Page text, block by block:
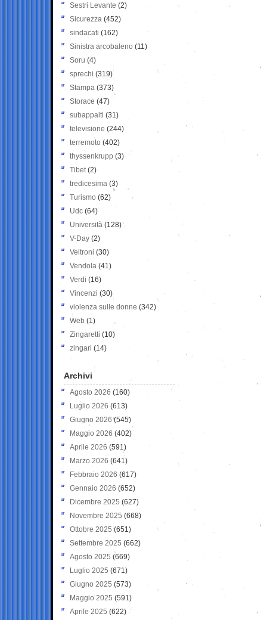
Sestri Levante (2)
Sicurezza (452)
sindacati (162)
Sinistra arcobaleno (11)
Soru (4)
sprechi (319)
Stampa (373)
Storace (47)
subappalti (31)
televisione(244)
terremoto (402)
thyssenkrupp (3)
Tibet(2)
tredicesima (3)
Turismo (62)
Udc (64)
Università (128)
V-Day (2)
Veltroni (30)
Vendola (41)
Verdi (16)
Vincenzi (30)
violenza sulle donne (342)
Web (1)
Zingaretti (10)
zingari (14)
Archivi
Agosto 2026 (160)
Luglio 2026 (613)
Giugno 2026 (545)
Maggio 2026 (402)
Aprile 2026 (591)
Marzo 2026 (641)
Febbraio 2026 (617)
Gennaio 2026 (652)
Dicembre 2025 (627)
Novembre 2025 (668)
Ottobre 2025 (651)
Settembre 2025 (662)
Agosto 2025 (669)
Luglio 2025 (671)
Giugno 2025 (573)
Maggio 2025 (591)
Aprile 2025 (622)